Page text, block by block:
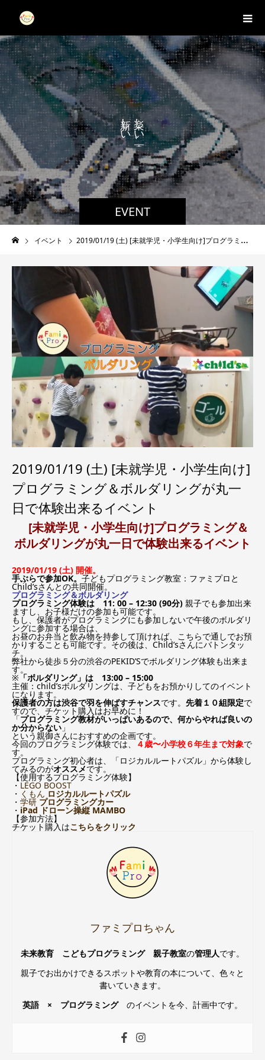
EVENT
し
い
、
し
い
が
イベント 2019/01/19 (土) [未就学児・小学生向け]プログラミング＆ボルダリングが丸一日で体験出来るイベント
2019/01/19 (土) [未就学児・小学生向け]
プログラミング＆ボルダリングが丸一
日で体験出来るイベント
[未就学児・小学生向け]プログラミング＆
ボルダリングが丸一日で体験出来るイベント
2019/01/19 (土) 開催。
手ぶらで参加OK。子どもプログラミング教室：ファミプロと
Child’sさんとの共同開催。
プログラミング＆ボルダリング
プログラミング体験は 11: 00 – 12:30 (90分) 親子でも参加出来
ますし、お子様だけの参加も可能です。
もし、保護者がプログラミングにも参加しないで午後のボルダリ
ングに参加する場合は、
お昼のお弁当と飲み物を持参して頂ければ、こちらで通しでお預
かりすることも可能です。その後は、Child’sさんにバトンタッ
チ。
弊社から徒歩５分の渋谷のPEKID’Sでボルダリング体験も出来ま
す。
※ 「ボルダリング」は 13:00 – 15:00
主催：child’sボルダリングは、子どもをお預かりしてのイベント
になります。
保護者の方は渋谷で羽を伸ばすチャンスです。 先着１０組限定で
すので、チケット購入はお早めに！
「プログラミング教材がいっぱいあるので、何からやれば良いの
か分からない 」
という親御さんにおすすめの企画です。
今回のプログラミング体験では、 ４歳〜小学校６年生まで対象で
す。
プログラミング初心者は、「ロジカルルートパズル」から体験し
てみるのがオススメです。
【使用するプログラミング体験】
・LEGO BOOST
・ くもん ロジカルルートパズル
・ 学研プログラミングカー
・ iPad ドローン操縦 MAMBO
【参加方法】
チケット購入はこちらをクリック
ファミプロちゃん
未来教育 こどもプログラミング 親子教室の管理人です。
親子でお出かけできるスポットや教育の本について、色々と
書いていきます。
英語 × プログラミングのイベントを今、計画中です。